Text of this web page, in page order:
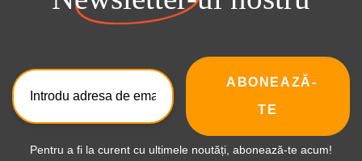
ABONEAZĂ-
TE
Pentru a fi la curent cu ultimele noutăți, abonează-te acum!